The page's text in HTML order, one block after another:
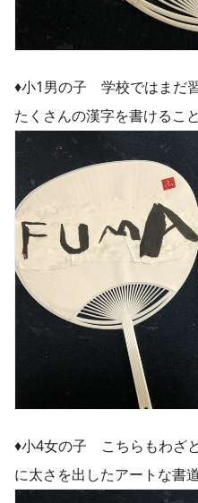
♦︎小1男の子 学校ではまだ
たくさんの漢字を書けるこ
♦︎小4女の子 こちらもわざ
に太さを出したアートな書